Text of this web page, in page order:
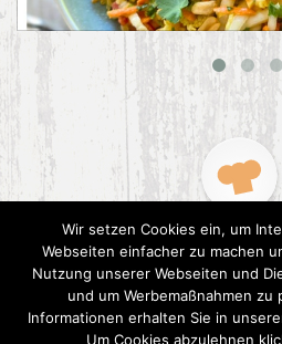
Asiatischer
2015 CookPress. All right
Wir setzen Cookies ein, um
Webseiten einfacher zu machen
Nutzung unserer Webseiten und
und um Werbemaßnahmen
Informationen erhalten Sie in
Um Cookies abzulehnen